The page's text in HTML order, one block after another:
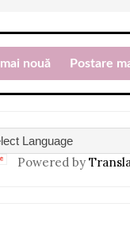
nouă Postare
Powered by